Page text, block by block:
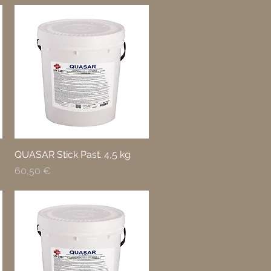
QUASAR Stick Past. 4,5 kg
Prezzo
60,50 €